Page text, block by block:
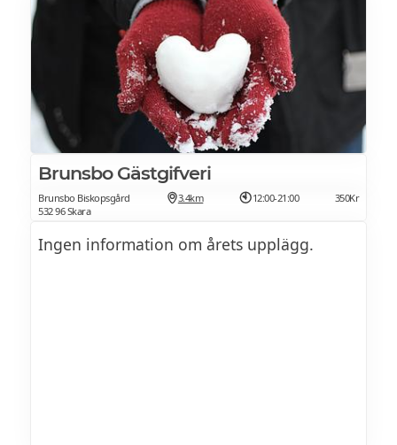
avkoppling i hotellets relax – och känn dig
som hemma i en trivsam och rogivande
Brunsbo Gästgifveri
Brunsbo Biskopsgård
532 96 Skara
3.4km 12:00-21:00 350Kr
Ingen information om årets upplägg.